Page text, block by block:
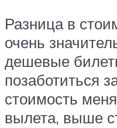
Разница в
очень
дешевые
позаботиться
стоимость
вылета, выше